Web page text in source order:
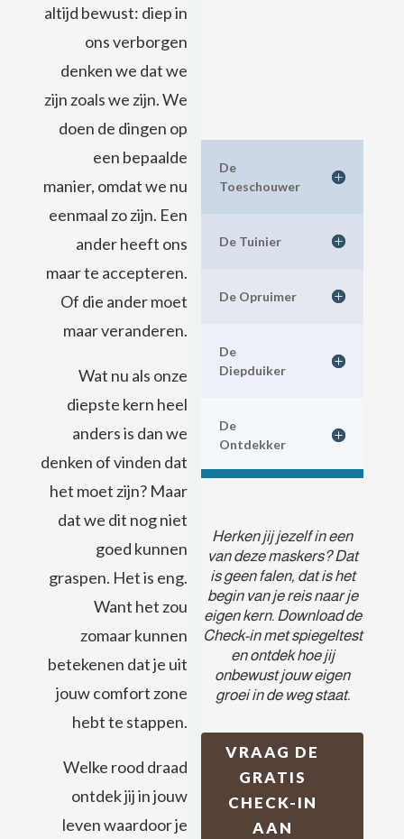
altijd bewust: diep in
ons verborgen
denken we dat we
zijn zoals we zijn. We
doen de dingen op
een bepaalde
manier, omdat we nu
eenmaal zo zijn. Een
ander heeft ons
maar te accepteren.
Of die ander moet
maar veranderen.
Wat nu als onze
diepste kern heel
anders is dan we
denken of vinden dat
het moet zijn? Maar
dat we dit nog niet
goed kunnen
graspen. Het is eng.
Want het zou
zomaar kunnen
betekenen dat je uit
jouw comfort zone
hebt te stappen.
Welke rood draad
ontdek jij in jouw
leven waardoor je
De
Toeschouwer
De Tuinier
De Opruimer
De
Diepduiker
De
Ontdekker
Herken jij jezelf in een
van deze maskers? Dat
is geen falen, dat is het
begin van je reis naar je
eigen kern. Download de
Check-in met spiegeltest
en ontdek hoe jij
onbewust jouw eigen
groei in de weg staat.
VRAAG DE
GRATIS
CHECK-IN
AAN